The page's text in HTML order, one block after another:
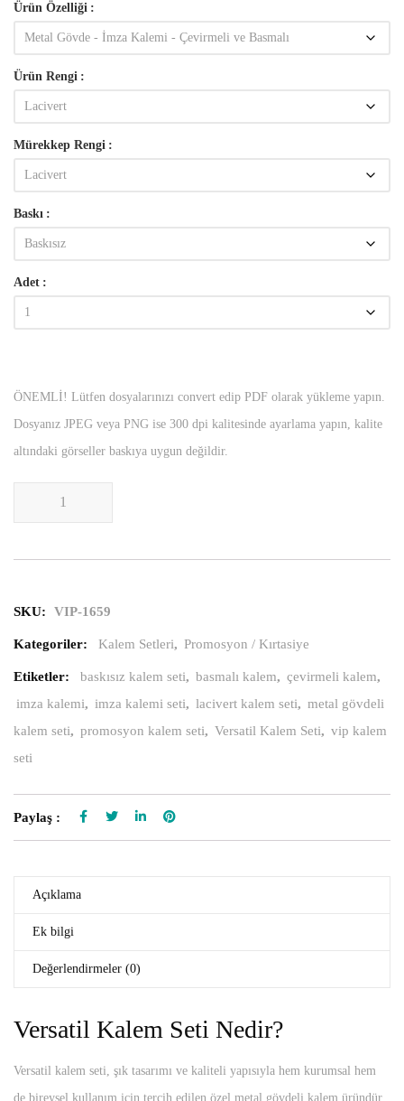
Ürün Özelliği
Ürün Rengi
Mürekkep Rengi
Baskı
Adet
ÖNEMLİ! Lütfen dosyalarınızı convert edip PDF olarak yükleme yapın.
Dosyanız JPEG veya PNG ise 300 dpi kalitesinde ayarlama yapın, kalite
altındaki görseller baskıya uygun değildir.
Versatil Kalem Seti adet
SKU: VIP-1659
Kategoriler: Kalem Setleri, Promosyon / Kırtasiye
Etiketler: baskısız kalem seti, basmalı kalem, çevirmeli kalem,
imza kalemi, imza kalemi seti, lacivert kalem seti, metal gövdeli
kalem seti, promosyon kalem seti, Versatil Kalem Seti, vip kalem
seti
Paylaş :
Açıklama
Ek bilgi
Değerlendirmeler (0)
Versatil Kalem Seti Nedir?
Versatil kalem seti, şık tasarımı ve kaliteli yapısıyla hem kurumsal hem
de bireysel kullanım için tercih edilen özel metal gövdeli kalem üründür.